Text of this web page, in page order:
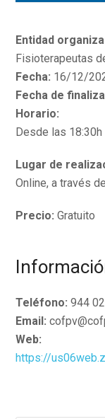
Entidad
Fisioterapeutas
Fecha: 16/12/
Fecha de
Horario:
Desde las 18:30h
Lugar de
Online, a través
Precio: Gratuito
Teléfono: 944
Email:
Web:
https://